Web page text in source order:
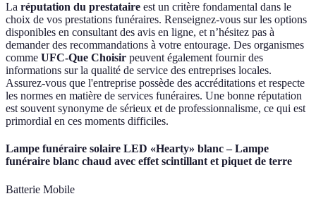
La réputation du prestataire est un critère fondamental dans le
choix de vos prestations funéraires. Renseignez-vous sur les options
disponibles en consultant des avis en ligne, et n’hésitez pas à
demander des recommandations à votre entourage. Des organismes
comme UFC-Que Choisir peuvent également fournir des
informations sur la qualité de service des entreprises locales.
Assurez-vous que l'entreprise possède des accréditations et respecte
les normes en matière de services funéraires. Une bonne réputation
est souvent synonyme de sérieux et de professionnalisme, ce qui est
primordial en ces moments difficiles.
Lampe funéraire solaire LED «Hearty» blanc – Lampe
funéraire blanc chaud avec effet scintillant et piquet de terre
Batterie Mobile